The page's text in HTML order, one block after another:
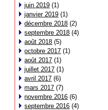
juin 2019 (1)
janvier 2019 (1)
décembre 2018 (2)
septembre 2018 (4)
août 2018 (5)
octobre 2017 (1)
août 2017 (1)
juillet 2017 (1)
avril 2017 (6)
mars 2017 (7)
novembre 2016 (6)
septembre 2016 (4)